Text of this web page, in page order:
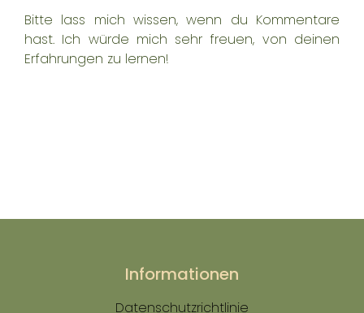
Bitte lass mich wissen, wenn du Kommentare
hast. Ich würde mich sehr freuen, von deinen
Erfahrungen zu lernen!
Informationen
Datenschutzrichtlinie